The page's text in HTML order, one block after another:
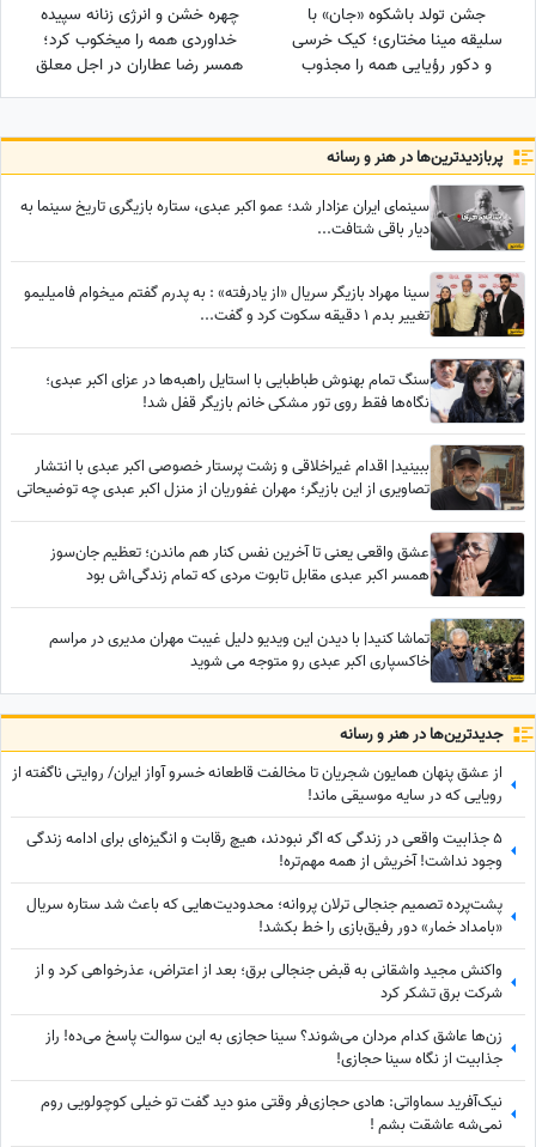
جشن تولد باشکوه «جان» با
سلیقه مینا مختاری؛ کیک خرسی
و دکور رؤیایی همه را مجذوب
کرد
چهره خشن و انرژی زنانه سپیده
خداوردی همه را میخکوب کرد؛
همسر رضا عطاران در اجل معلق
به تیم بانوان جنگجو پیوست!
پربازدید‌ترین‌ها در هنر و رسانه
سینمای ایران عزادار شد؛ عمو اکبر عبدی، ستاره بازیگری تاریخ سینما به
دیار باقی شتافت...
سینا مهراد بازیگر سریال «از یادرفته» : به پدرم گفتم میخوام فامیلیمو
تغییر بدم 1 دقیقه سکوت کرد و گفت...
سنگ تمام بهنوش طباطبایی با استایل راهبه‌ها در عزای اکبر عبدی؛
نگاه‌ها فقط روی تور مشکی خانم بازیگر قفل شد!
ببینید| اقدام غیراخلاقی و زشت پرستار خصوصی اکبر عبدی با انتشار
تصاویری از این بازیگر؛ مهران غفوریان از منزل اکبر عبدی چه توضیحاتی
عشق واقعی یعنی تا آخرین نفس کنار هم ماندن؛ تعظیم جان‌سوز
همسر اکبر عبدی مقابل تابوت مردی که تمام زندگی‌اش بود
تماشا کنید| با دیدن این ویدیو دلیل غیبت مهران مدیری در مراسم
خاکسپاری اکبر عبدی رو متوجه می شوید
جدید‌ترین‌ها در هنر و رسانه
از عشق پنهان همایون شجریان تا مخالفت قاطعانه خسرو آواز ایران/ روایتی ناگفته از
رویایی که در سایه موسیقی ماند!
5 جذابیت واقعی در زندگی که اگر نبودند، هیچ رقابت و انگیزه‌ای برای ادامه زندگی
وجود نداشت! آخریش از همه مهم‌تره!
پشت‌پرده تصمیم جنجالی ترلان پروانه؛ محدودیت‌هایی که باعث شد ستاره سریال
«بامداد خمار» دور رفیق‌بازی را خط بکشد!
واکنش مجید واشقانی به قبض جنجالی برق؛ بعد از اعتراض، عذرخواهی کرد و از
شرکت برق تشکر کرد
زن‌ها عاشق کدام مردان می‌شوند؟ سینا حجازی به این سوالت پاسخ می‌ده! راز
جذابیت از نگاه سینا حجازی!
نیک‌آفرید سماواتی: هادی حجازی‌فر وقتی منو دید گفت تو خیلی کوچولویی روم
نمی‌شه عاشقت بشم !